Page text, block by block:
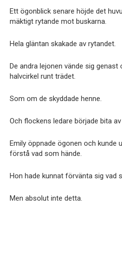
Ett ögonblick senare höjde det
mäktigt rytande mot buskarna.
Hela gläntan skakade av rytandet.
De andra lejonen vände sig
halvcirkel runt trädet.
Som om de skyddade henne.
Och flockens ledare började bita
Emily öppnade ögonen och kunde
förstå vad som hände.
Hon hade kunnat förvänta sig vad
Men absolut inte detta.